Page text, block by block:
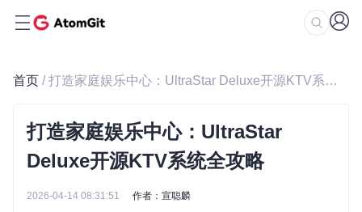
首页 / 打造家庭娱乐中心：UltraStar Deluxe开源KTV系统全攻略
打造家庭娱乐中心：UltraStar
Deluxe开源KTV系统全攻略
2026-04-14 08:31:51 作者：宣聪麟